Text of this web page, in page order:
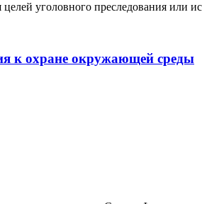
уголовного преследования или
к охране окружающей среды